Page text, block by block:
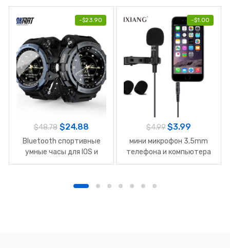
-$23.90
$48.78 $24.88
Bluetooth спортивные
умные часы для IOS и
Android
-$1.00
$4.99 $3.99
мини микрофон 3.5mm
телефона и компьютера